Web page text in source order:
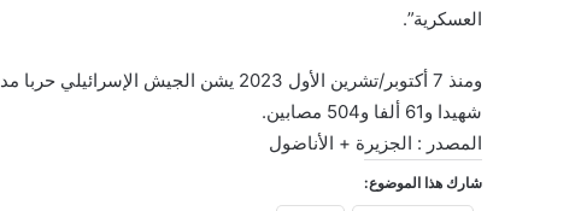
العسكرية”.
شهيدا و61 ألفا و504 مصابين.
المصدر : الجزيرة + الأناضول
شارك هذا الموضوع: